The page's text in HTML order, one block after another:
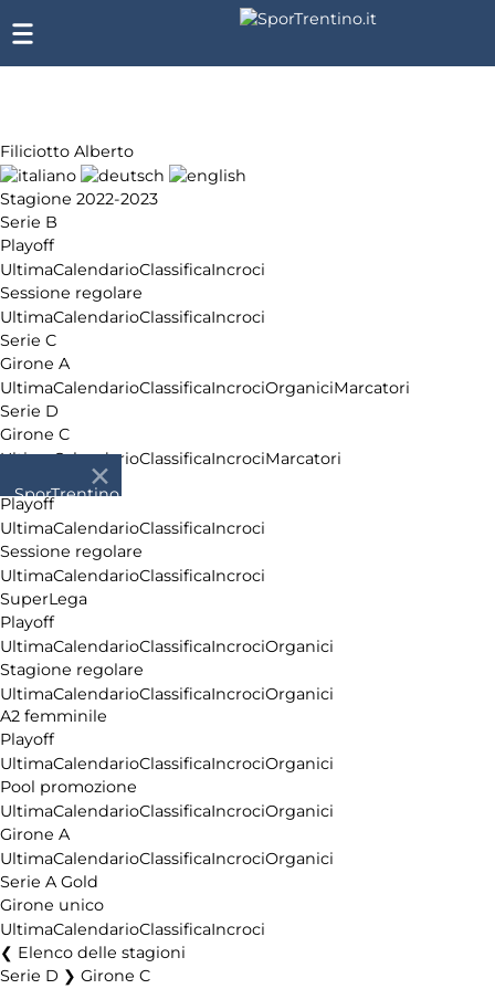
Filiciotto Alberto
Stagione 2022-2023
Serie B
Playoff
UltimaCalendarioClassificaIncroci
Sessione regolare
UltimaCalendarioClassificaIncroci
Serie C
Girone A
UltimaCalendarioClassificaIncrociOrganiciMarcatori
Serie D
Girone C
UltimaCalendarioClassificaIncrociMarcatori
LBA Serie A
Playoff
UltimaCalendarioClassificaIncroci
Sessione regolare
UltimaCalendarioClassificaIncroci
SuperLega
Playoff
UltimaCalendarioClassificaIncrociOrganici
Stagione regolare
UltimaCalendarioClassificaIncrociOrganici
A2 femminile
Playoff
UltimaCalendarioClassificaIncrociOrganici
Pool promozione
UltimaCalendarioClassificaIncrociOrganici
Girone A
UltimaCalendarioClassificaIncrociOrganici
Serie A Gold
Girone unico
UltimaCalendarioClassificaIncroci
Elenco delle stagioni
Serie D ❯ Girone C
SporTrentino.it
Chi siamo
Affiliazione
Pubblicità